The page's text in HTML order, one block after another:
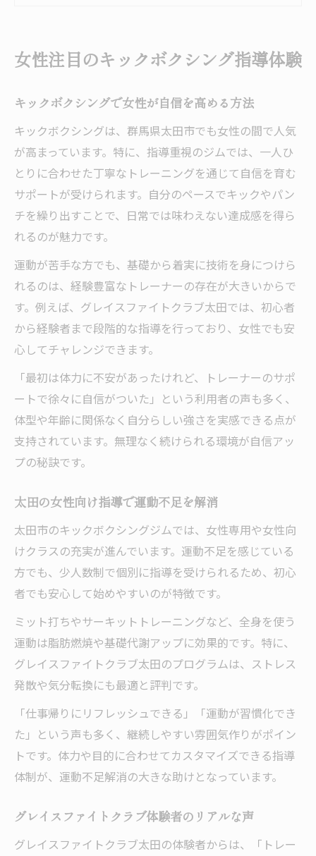
容
魅力
太田市で始める新しい自分への挑戦
キックボクシングで新しい自分と出会う体
験談
太田市女性が感じるキックボクシング継続
のコツ
群馬で選ばれるボクシングジムの特徴を解
説
キックボクシングがもたらす心身の変化と
は
太田市で人気の総合格闘技トレーニング法
キックボクシングで日常に運動習慣を定着
太田市で無理なく続けるボクシング生活の
秘訣
女性専用キックボクシング指導のメリット
理由
子供と一緒に始めるキックボクシングの魅
力
初心者も安心の丁寧な指導が人気の理由
キックボクシング初心者が安心できるポイ
ント
丁寧な指導で女性も無理なく継続できる秘
訣
太田市の女性向けボクシングジム指導体制
未経験から始めるキックボクシングの流れ
グレイスファイトクラブが支持される理由
週何回が効果的かダイエット成功事例から学ぶ
キックボクシング週何回がダイエットに最
太田市女性の実践例に学ぶ頻度と効果の関
係
女性注目のキックボクシング指導体験
キックボクシングで女性が自信を高める方法
キックボクシングは、群馬県太田市でも女性の間で人気
が高まっています。特に、指導重視のジムでは、一人ひ
とりに合わせた丁寧なトレーニングを通じて自信を育む
サポートが受けられます。自分のペースでキックやパン
チを繰り出すことで、日常では味わえない達成感を得ら
れるのが魅力です。
運動が苦手な方でも、基礎から着実に技術を身につけら
れるのは、経験豊富なトレーナーの存在が大きいからで
す。例えば、グレイスファイトクラブ太田では、初心者
から経験者まで段階的な指導を行っており、女性でも安
心してチャレンジできます。
「最初は体力に不安があったけれど、トレーナーのサポ
ートで徐々に自信がついた」という利用者の声も多く、
体型や年齢に関係なく自分らしい強さを実感できる点が
支持されています。無理なく続けられる環境が自信アッ
プの秘訣です。
太田の女性向け指導で運動不足を解消
太田市のキックボクシングジムでは、女性専用や女性向
けクラスの充実が進んでいます。運動不足を感じている
方でも、少人数制で個別に指導を受けられるため、初心
者でも安心して始めやすいのが特徴です。
ミット打ちやサーキットトレーニングなど、全身を使う
運動は脂肪燃焼や基礎代謝アップに効果的です。特に、
グレイスファイトクラブ太田のプログラムは、ストレス
発散や気分転換にも最適と評判です。
「仕事帰りにリフレッシュできる」「運動が習慣化でき
た」という声も多く、継続しやすい雰囲気作りがポイン
トです。体力や目的に合わせてカスタマイズできる指導
体制が、運動不足解消の大きな助けとなっています。
グレイスファイトクラブ体験者のリアルな声
グレイスファイトクラブ太田の体験者からは、「トレー